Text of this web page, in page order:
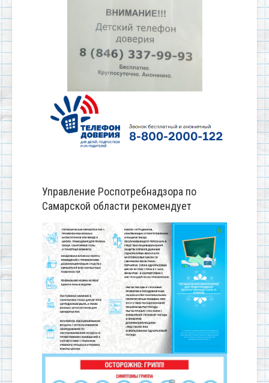
Управление Роспотребнадзора по
Самарской области рекомендует